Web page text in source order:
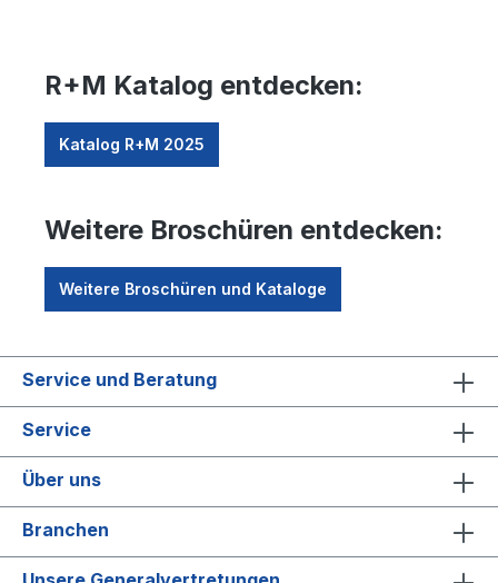
R+M Katalog entdecken:
Katalog R+M 2025
Weitere Broschüren entdecken:
Weitere Broschüren und Kataloge
Service und Beratung
Service
Über uns
Branchen